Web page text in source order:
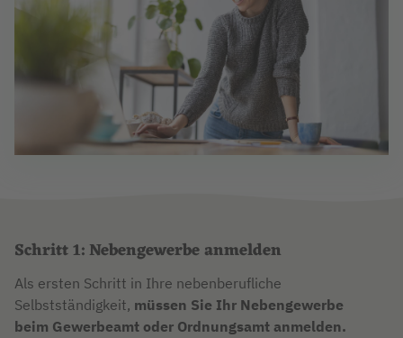
Schritt 1: Nebengewerbe anmelden
Als ersten Schritt in Ihre nebenberufliche
Selbstständigkeit, müssen Sie Ihr Nebengewerbe
beim Gewerbeamt oder Ordnungsamt anmelden.